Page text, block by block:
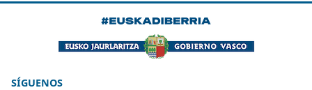
SÍGUENOS